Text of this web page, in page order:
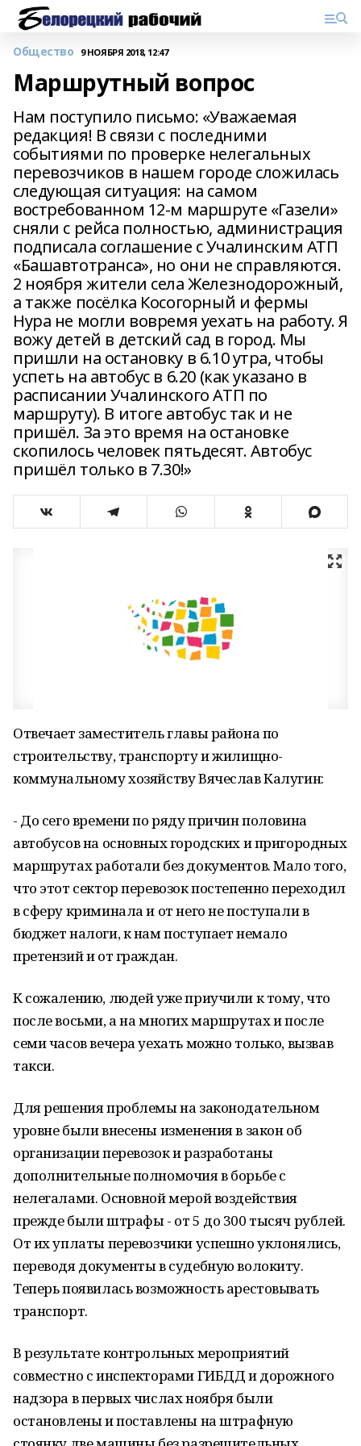
Общество 9 НОЯБРЯ 2018, 12:47
Маршрутный вопрос
Нам поступило письмо: «Уважаемая
редакция! В связи с последними
событиями по проверке нелегальных
перевозчиков в нашем городе сложилась
следующая ситуация: на самом
востребованном 12-м маршруте «Газели»
сняли с рейса полностью, администрация
подписала соглашение с Учалинским АТП
«Башавтотранса», но они не справляются.
2 ноября жители села Железнодорожный,
а также посёлка Косогорный и фермы
Нура не могли вовремя уехать на работу. Я
вожу детей в детский сад в город. Мы
пришли на остановку в 6.10 утра, чтобы
успеть на автобус в 6.20 (как указано в
расписании Учалинского АТП по
маршруту). В итоге автобус так и не
пришёл. За это время на остановке
скопилось человек пятьдесят. Автобус
пришёл только в 7.30!»
Отвечает заместитель главы района по
строительству, транспорту и жилищно-
коммунальному хозяйству Вячеслав Калугин:
- До сего времени по ряду причин половина
автобусов на основных городских и пригородных
маршрутах работали без документов. Мало того,
что этот сектор перевозок постепенно переходил
в сферу криминала и от него не поступали в
бюджет налоги, к нам поступает немало
претензий и от граждан.
К сожалению, людей уже приучили к тому, что
после восьми, а на многих маршрутах и после
семи часов вечера уехать можно только, вызвав
такси.
Для решения проблемы на законодательном
уровне были внесены изменения в закон об
организации перевозок и разработаны
дополнительные полномочия в борьбе с
нелегалами. Основной мерой воздействия
прежде были штрафы - от 5 до 300 тысяч рублей.
От их уплаты перевозчики успешно уклонялись,
переводя документы в судебную волокиту.
Теперь появилась возможность арестовывать
транспорт.
В результате контрольных мероприятий
совместно с инспекторами ГИБДД и дорожного
надзора в первых числах ноября были
остановлены и поставлены на штрафную